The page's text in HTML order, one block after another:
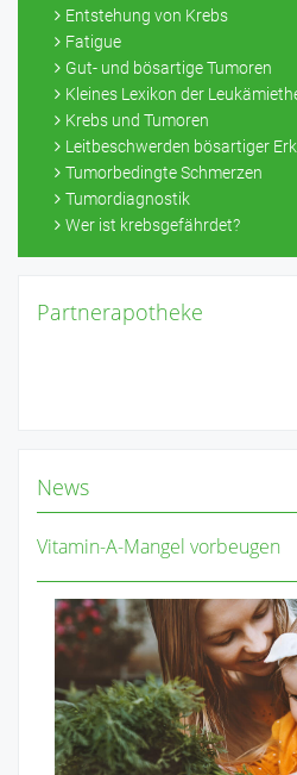
Entstehung von Krebs
Fatigue
Gut- und bösartige Tumoren
Kleines Lexikon der
Krebs und Tumoren
Leitbeschwerden bösartiger
Tumorbedingte Schmerzen
Tumordiagnostik
Wer ist krebsgefährdet?
Partnerapotheke
News
Vitamin-A-Mangel vorbeugen